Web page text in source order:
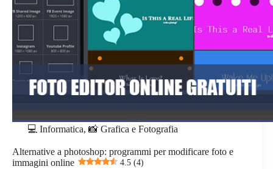
💻 Informatica, 📸 Grafica e Fotografia
Alternative a photoshop: programmi per modificare foto e
immagini online
4.5 (4)